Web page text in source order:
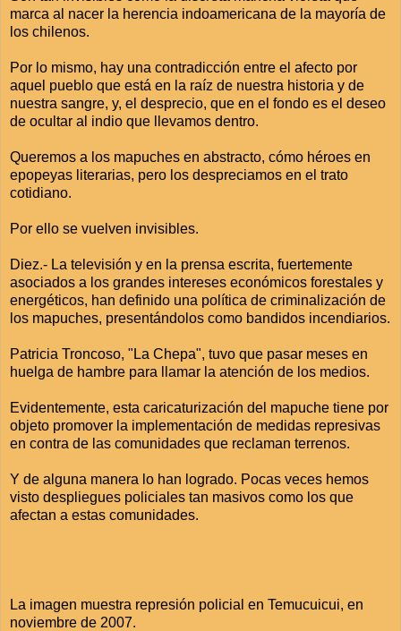
marca al nacer la herencia indoamericana de la mayoría de
los chilenos.
Por lo mismo, hay una contradicción entre el afecto por
aquel pueblo que está en la raíz de nuestra historia y de
nuestra sangre, y, el desprecio, que en el fondo es el deseo
de ocultar al indio que llevamos dentro.
Queremos a los mapuches en abstracto, cómo héroes en
epopeyas literarias, pero los despreciamos en el trato
cotidiano.
Por ello se vuelven invisibles.
Diez.- La televisión y en la prensa escrita, fuertemente
asociados a los grandes intereses económicos forestales y
energéticos, han definido una política de criminalización de
los mapuches, presentándolos como bandidos incendiarios.
Patricia Troncoso, "La Chepa", tuvo que pasar meses en
huelga de hambre para llamar la atención de los medios.
Evidentemente, esta caricaturización del mapuche tiene por
objeto promover la implementación de medidas represivas
en contra de las comunidades que reclaman terrenos.
Y de alguna manera lo han logrado. Pocas veces hemos
visto despliegues policiales tan masivos como los que
afectan a estas comunidades.
La imagen muestra represión policial en Temucuicui, en
noviembre de 2007.